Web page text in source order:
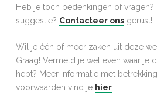
Heb je toch bedenkingen of
suggestie? Contacteer onsgerust!
Wil je één of meer zaken uit deze
Graag! Vermeld je wel even waar je
hebt? Meer informatie met
voorwaarden vind je hier.